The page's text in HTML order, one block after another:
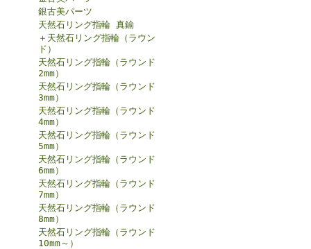
銀古美パーツ
天然石リング指輪 真鍮
＋天然石リング指輪（ラウン
ド）
天然石リング指輪（ラウンド
2mm）
天然石リング指輪（ラウンド
3mm）
天然石リング指輪（ラウンド
4mm）
天然石リング指輪（ラウンド
5mm）
天然石リング指輪（ラウンド
6mm）
天然石リング指輪（ラウンド
7mm）
天然石リング指輪（ラウンド
8mm）
天然石リング指輪（ラウンド
10mm～）